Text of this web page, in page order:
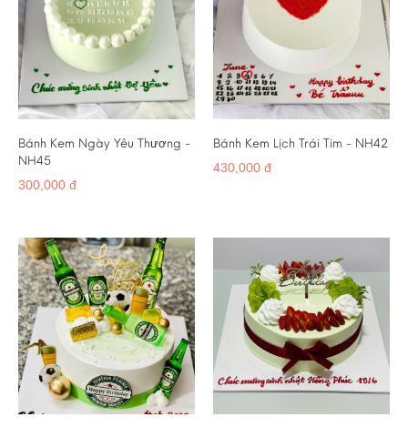
Bánh Kem Ngày Yêu Thương -
NH45
300,000 đ
Bánh Kem Lịch Trái Tim - NH42
430,000 đ